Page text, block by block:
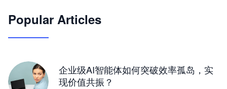
JimoClaw 桌面 AI Agent 工作台
Popular Articles
企业级AI智能体如何突破效率孤岛，实
现价值共振？